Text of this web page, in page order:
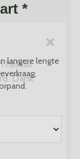
*
langere lengte
×
helaas
Dank